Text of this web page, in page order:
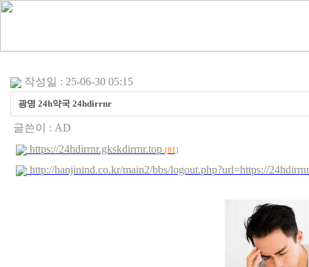
작성일 : 25-06-30 05:15
광명 24h약국 24hdirrnr
글쓴이 : AD
https://24hdirrnr.gkskdirrnr.top [81]
http://hanjinind.co.kr/main2/bbs/logout.php?url=https://